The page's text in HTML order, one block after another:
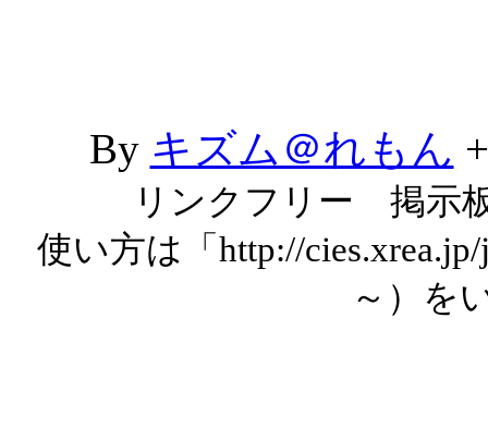
By キズム＠れもん
リンクフリー 掲示
使い方は「http://
～）を